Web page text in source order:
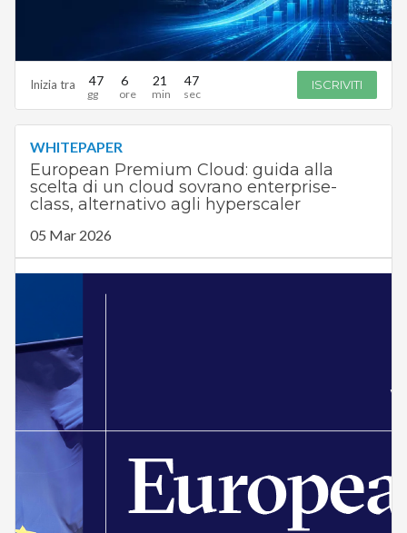
Inizia tra 47 6 21 46 ISCRIVITI
WHITEPAPER
European Premium Cloud: guida alla
scelta di un cloud sovrano enterprise-
class, alternativo agli hyperscaler
05 Mar 2026